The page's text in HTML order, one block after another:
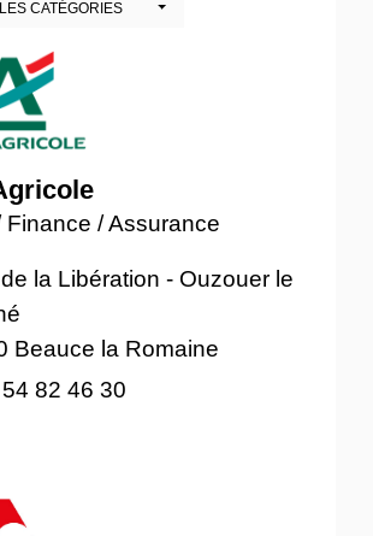
CATÉGORIES
Finance / Assurance
la Libération - Ouzouer le
Beauce la Romaine
82 46 30